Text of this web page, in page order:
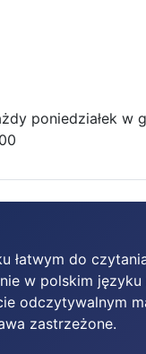
poniedziałek w
łatwym do
w polskim języku
odczytywalnym
zastrzeżone.